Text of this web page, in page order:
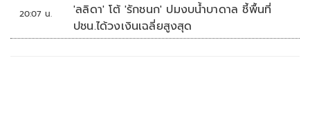
20:07 น.
'ลลิดา' โต้ 'รักชนก' ปมงบน้ำบาดาล ชี้พื้นที่
ปชน.ได้วงเงินเฉลี่ยสูงสุด